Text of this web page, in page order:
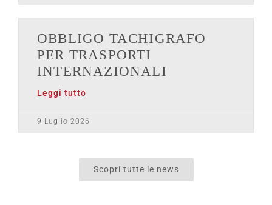
OBBLIGO TACHIGRAFO
PER TRASPORTI
INTERNAZIONALI
Leggi tutto
9 Luglio 2026
Scopri tutte le news